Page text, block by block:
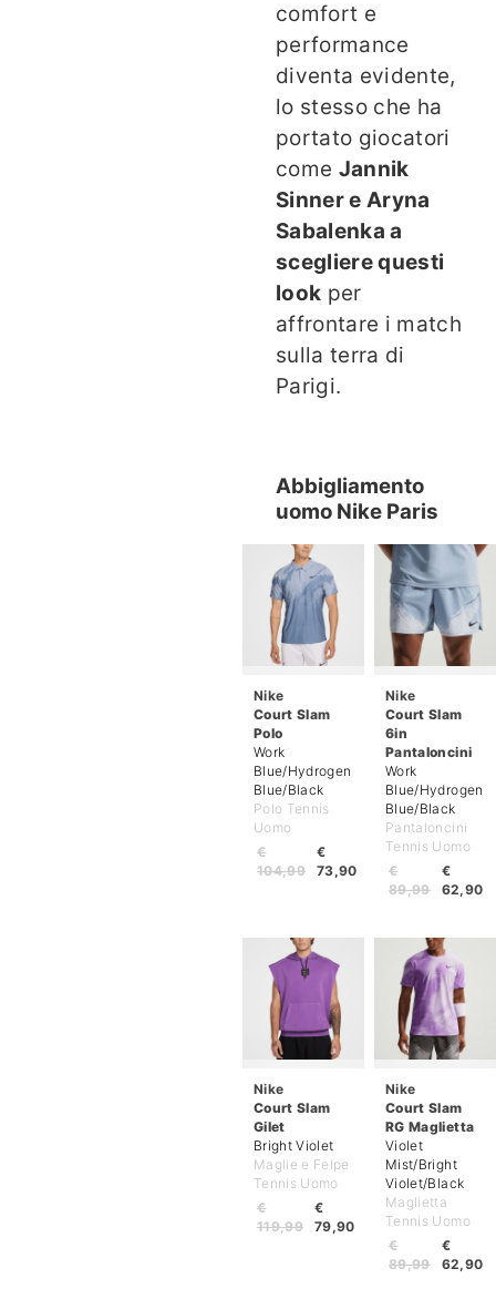
comfort e
performance
diventa evidente,
lo stesso che ha
portato giocatori
come Jannik
Sinner e Aryna
Sabalenka a
scegliere questi
look per
affrontare i match
sulla terra di
Parigi.
Abbigliamento
uomo Nike Paris
Nike
Court Slam
Polo
Work
Blue/Hydrogen
Blue/Black
Polo Tennis
Uomo
€
73,90
€
104,99
Nike
Court Slam
6in
Pantaloncini
Work
Blue/Hydrogen
Blue/Black
Pantaloncini
Tennis Uomo
€
62,90
€
89,99
Nike
Court Slam
Gilet
Bright Violet
Maglie e Felpe
Tennis Uomo
€
79,90
€
119,99
Nike
Court Slam
RG Maglietta
Violet
Mist/Bright
Violet/Black
Maglietta
Tennis Uomo
€
62,90
€
89,99